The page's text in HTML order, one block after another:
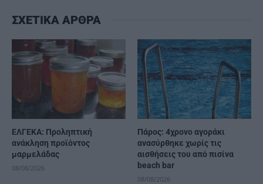
ΣΧΕΤΙΚΑ ΑΡΘΡΑ
ΕΛΓΕΚΑ: Προληπτική
ανάκληση προϊόντος
μαρμελάδας
08/08/2026
Πάρος: 4χρονο αγοράκι
ανασύρθηκε χωρίς τις
αισθήσεις του από πισίνα
beach bar
08/08/2026